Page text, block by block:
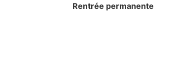
Rentrée permanente